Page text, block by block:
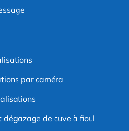
par caméra
de cuve à fioul